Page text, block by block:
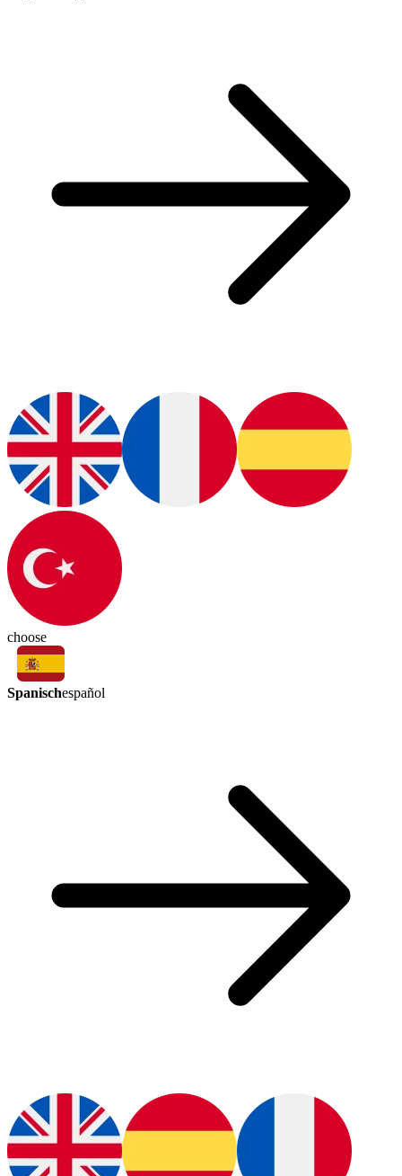
choose
Spanischespañol